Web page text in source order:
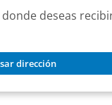
deseas
dirección
Color